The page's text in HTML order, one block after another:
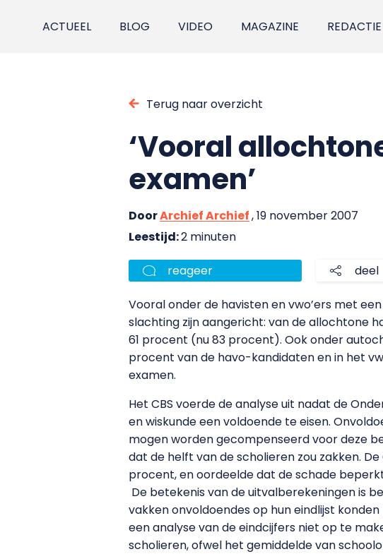
ACTUEEL BLOG VIDEO MAGAZINE REDACTIE
Terug naar overzicht
‘Vooral
examen’
DoorArchief Archief, 19 november 2007
Leestijd:2 minuten
reageer deel
Vooral onder de havisten en vwo’ers met
slachting zijn aangericht: van de allochtone
61 procent (nu 83 procent). Ook onder
procent van de havo-kandidaten en in het
examen.
Het CBS voerde de analyse uit nadat de
en wiskunde een voldoende te eisen.
mogen worden gecompenseerd voor deze
dat de helft van de scholieren zou zakken.
procent, en oordeelde dat de schade
De betekenis van de uitvalberekeningen is
vakken onvoldoendes op hun eindlijst
een analyse van de eindcijfers niet op te
scholieren, ofwel het gemiddelde van